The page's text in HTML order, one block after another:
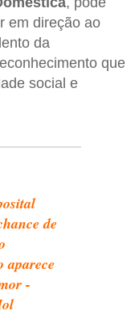
em direção ao
da
que
social e
de
aparece
-